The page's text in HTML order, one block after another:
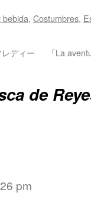
bebida, Costumbres,
ディー
「La
de
pm